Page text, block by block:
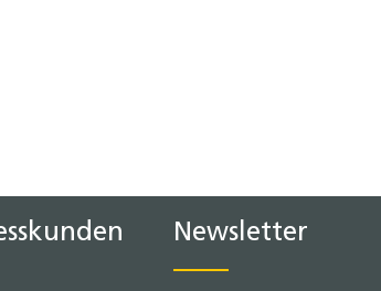
Newsletter